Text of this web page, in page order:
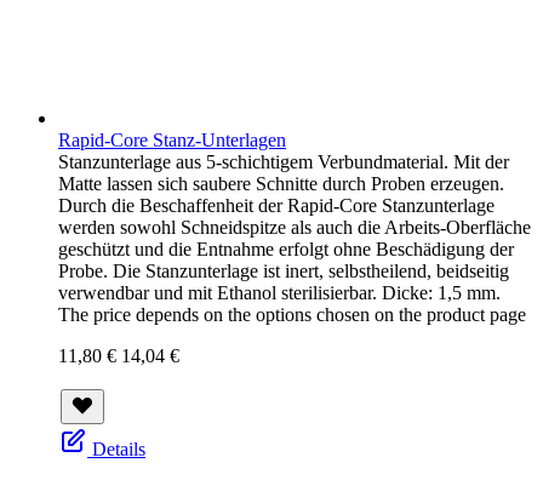
Rapid-Core Stanz-Unterlagen
Stanzunterlage aus 5-schichtigem Verbundmaterial. Mit der
Matte lassen sich saubere Schnitte durch Proben erzeugen.
Durch die Beschaffenheit der Rapid-Core Stanzunterlage
werden sowohl Schneidspitze als auch die Arbeits-Oberfläche
geschützt und die Entnahme erfolgt ohne Beschädigung der
Probe. Die Stanzunterlage ist inert, selbstheilend, beidseitig
verwendbar und mit Ethanol sterilisierbar. Dicke: 1,5 mm.
The price depends on the options chosen on the product page
11,80 € 14,04 €
Details